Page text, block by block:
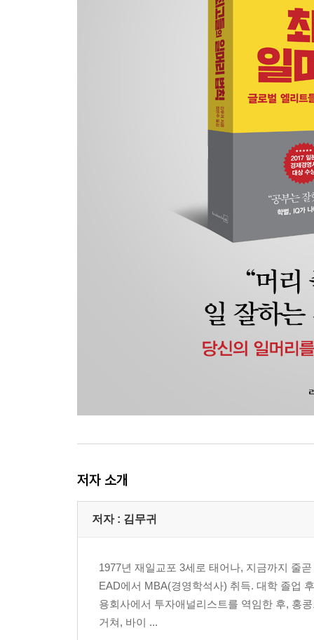
: 부하 직원은 상사의 뒷모습을 보고 성장한다
57. 윗선의 솔선수범이 조직의 사기를 좌우한다:
58. 200명 중 200등이라는 최악의 평가를 받은 불
: 부하 직원이 신뢰하지 않는 상사의 슬픈 말로
일머리 법칙 4 CHECK POINT
일머리 법칙 5. 세상 어디에도 없는 자아실현
: 자신을 알아야 자기다운 인생을 충실하게 보낼 수
59. 하고 싶은 일마저 ‘선택과 집중’하지 않아도
60. ‘엘리트 트랩’에 주의하라: 매일 자신의 마음과
61. 천직에 은퇴란 없다: ‘빠져들 수 있는 일’이 인
62. 이기는 분야에서 승부한다: 좋아하지도 잘하
63. 무기력한 백수가 종합소득세 신고를 하기까지
64. 존재의식을 걸고 일한다: ‘일하는 이유’를 납득
66. 천직이 아니어도 괜찮다: 천직을 만나는 방법
67. 높은 목표와 뜻에 사람, 돈, 사회가 따른다: ‘사
68. 너도나도 비전 기업: 일류를 목표로 하는 회사
: 자신보다 우수한 인재를 모아 즐겁게 일할 동기를
: 인간은 논리로 생각하고 감정으로 움직이는 생물
73. 석가와 이구아노돈의 가르침: 인생은 불과 한순
75. 청춘은 영원하다: 나이를 핑계로 포기하지 않는
76. 자신을 자유롭게 하자: 세상에 휩쓸리지 않고
77. 이류인 나는 일류인 여러분을 하나로 잇고 싶다
맺으며 세계 각지에서 엮은 열정이 담긴 책
: 자아실현을 위한 일머리 법칙
저자 소개
저자 : 김무귀
1977년 재일교포 3세로 태어나, 지금까지 줄
EAD에서 MBA(경영학석사) 취득. 대학 졸업
용회사에서 투자애널리스트를 역임한 후, 홍
거쳐, 바이 ...